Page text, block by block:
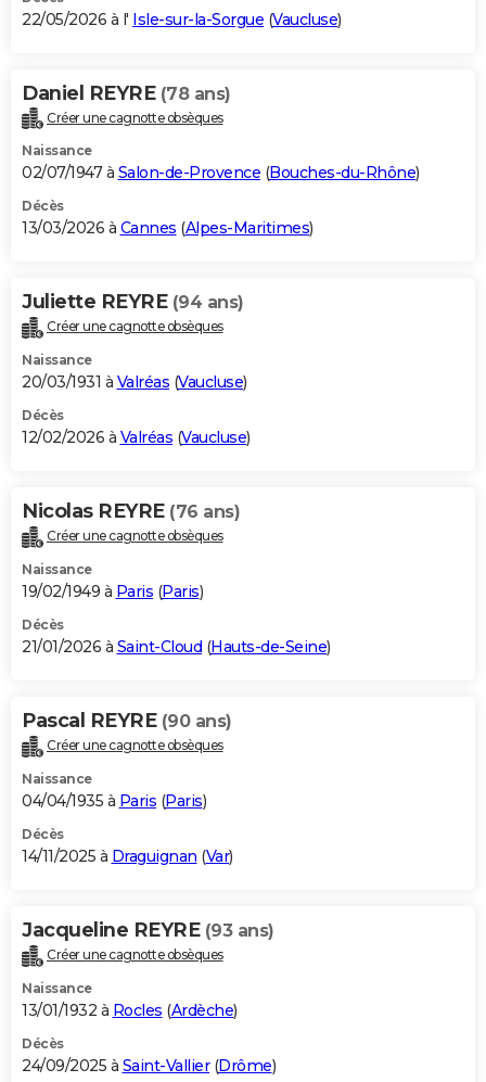
22/05/2026 à l' Isle-sur-la-Sorgue (Vaucluse)
Daniel REYRE (78 ans)
Créer une cagnotte obsèques
Naissance
02/07/1947 à Salon-de-Provence (Bouches-du-Rhône)
Décès
13/03/2026 à Cannes (Alpes-Maritimes)
Juliette REYRE (94 ans)
Créer une cagnotte obsèques
Naissance
20/03/1931 à Valréas (Vaucluse)
Décès
12/02/2026 à Valréas (Vaucluse)
Nicolas REYRE (76 ans)
Créer une cagnotte obsèques
Naissance
19/02/1949 à Paris (Paris)
Décès
21/01/2026 à Saint-Cloud (Hauts-de-Seine)
Pascal REYRE (90 ans)
Créer une cagnotte obsèques
Naissance
04/04/1935 à Paris (Paris)
Décès
14/11/2025 à Draguignan (Var)
Jacqueline REYRE (93 ans)
Créer une cagnotte obsèques
Naissance
13/01/1932 à Rocles (Ardèche)
Décès
24/09/2025 à Saint-Vallier(Drôme)